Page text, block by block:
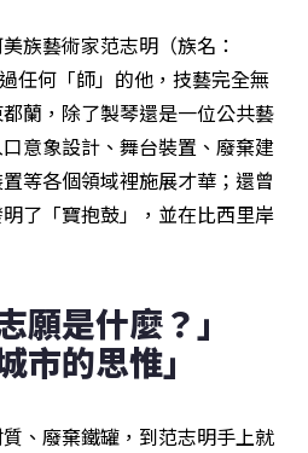
族藝術家范志明（族名：
任何「師」的他，技藝完全無
蘭，除了製琴還是一位公共藝
意象設計、舞台裝置、廢棄建
等各個領域裡施展才華；還曾
了「寶抱鼓」，並在比西里岸
願是什麼？」
市的思惟」
、廢棄鐵罐，到范志明手上就